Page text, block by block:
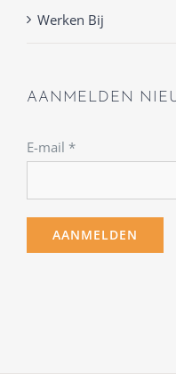
Werken Bij
AANMELDEN
E-mail *